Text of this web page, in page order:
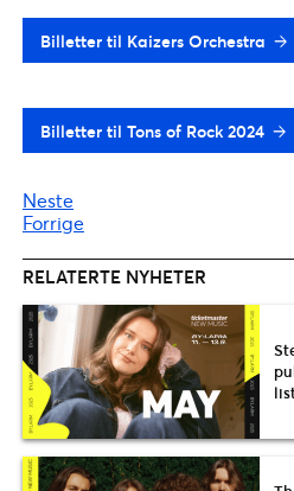
Billetter til Kaizers Orchestra
Billetter til Tons of Rock 2024
Neste
Forrige
RELATERTE NYHETER